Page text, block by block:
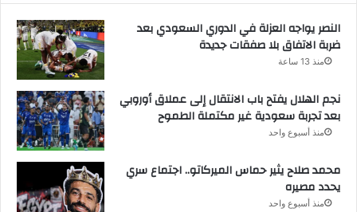
النصر يواجه العزلة في الدوري السعودي بعد
ضربة الاتفاق بلا صفقات جديدة
منذ 13 ساعة
نجم الهلال يفتح باب الانتقال إلى عملاق أوروبي
بعد تجربة سعودية غير مكتملة الطموح
منذ أسبوع واحد
محمد صلاح يثير حماس الميركاتو.. اجتماع سري
يحدد مصيره
منذ أسبوع واحد